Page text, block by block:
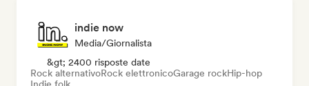
indie now
Media/Giornalista
&gt; 2400 risposte date
Rock alternativoRock elettronicoGarage rockHip-hop